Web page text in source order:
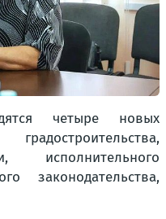
четыре новых
исполнительного
законодательства,